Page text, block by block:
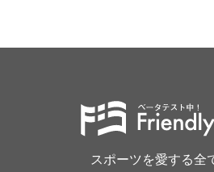
スポーツを愛する全